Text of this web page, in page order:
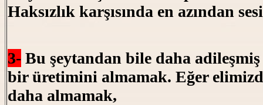
Haksızlık karşısında en azından
3- Bu şeytandan bile daha
bir üretimini almamak. Eğer
daha almamak,